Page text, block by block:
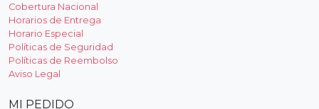
Cobertura Nacional
Horarios de Entrega
Horario Especial
Políticas de Seguridad
Políticas de Reembolso
Aviso Legal
MI PEDIDO